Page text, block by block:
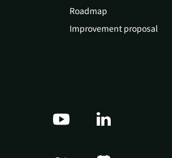
Roadmap
Improvement proposal